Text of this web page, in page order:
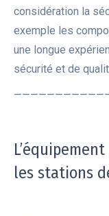
considération la
exemple les
une longue
sécurité et de
les stations